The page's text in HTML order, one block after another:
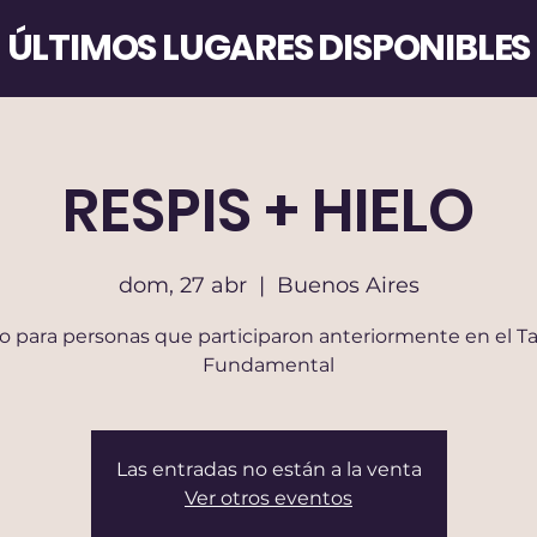
​ÚLTIMOS LUGARES DISPONIBLES
RESPIS + HIELO
dom, 27 abr
  |
Buenos Aires
para personas que participaron anteriormente en el
Fundamental
Las entradas no están a la venta
Ver otros eventos